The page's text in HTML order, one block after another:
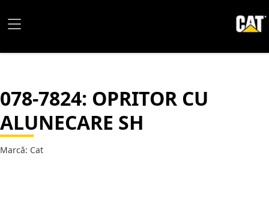
078-7824: OPRITOR CU
ALUNECARE SH
Marcă: Cat